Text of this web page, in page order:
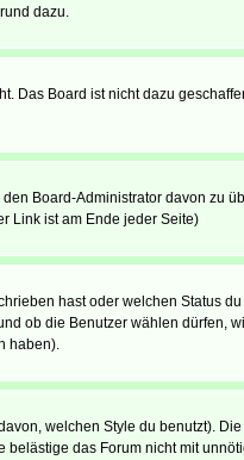
dazu.
Das Board ist nicht dazu
Board-Administrator davon zu
Link ist am Ende jeder Seite)
hast oder welchen Status
ob die Benutzer wählen dürfen,
haben).
welchen Style du benutzt).
das Forum nicht mit